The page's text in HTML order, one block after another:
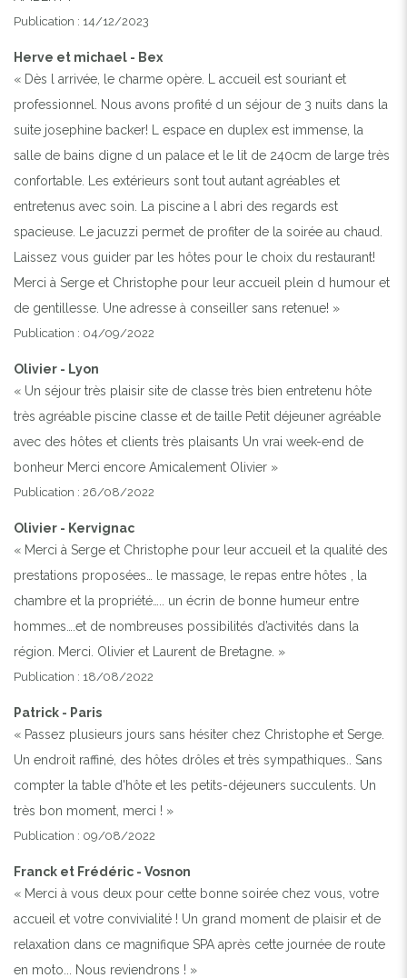
Previous
Publication : 14/12/2023
Herve et michael - Bex
« Dès l arrivée, le charme opère. L accueil est souriant et
professionnel. Nous avons profité d un séjour de 3 nuits dans la
suite josephine backer! L espace en duplex est immense, la
salle de bains digne d un palace et le lit de 240cm de large très
confortable. Les extérieurs sont tout autant agréables et
entretenus avec soin. La piscine a l abri des regards est
spacieuse. Le jacuzzi permet de profiter de la soirée au chaud.
Laissez vous guider par les hôtes pour le choix du restaurant!
Merci à Serge et Christophe pour leur accueil plein d humour et
de gentillesse. Une adresse à conseiller sans retenue! »
Publication : 04/09/2022
Olivier - Lyon
« Un séjour très plaisir site de classe très bien entretenu hôte
très agréable piscine classe et de taille Petit déjeuner agréable
avec des hôtes et clients très plaisants Un vrai week-end de
bonheur Merci encore Amicalement Olivier »
Publication : 26/08/2022
Olivier - Kervignac
« Merci à Serge et Christophe pour leur accueil et la qualité des
prestations proposées… le massage, le repas entre hôtes , la
chambre et la propriété….. un écrin de bonne humeur entre
hommes….et de nombreuses possibilités d’activités dans la
région. Merci. Olivier et Laurent de Bretagne. »
Publication : 18/08/2022
Patrick - Paris
« Passez plusieurs jours sans hésiter chez Christophe et Serge.
Un endroit raffiné, des hôtes drôles et très sympathiques.. Sans
compter la table d'hôte et les petits-déjeuners succulents. Un
très bon moment, merci ! »
Publication : 09/08/2022
Franck et Frédéric - Vosnon
« Merci à vous deux pour cette bonne soirée chez vous, votre
accueil et votre convivialité ! Un grand moment de plaisir et de
relaxation dans ce magnifique SPA après cette journée de route
en moto... Nous reviendrons ! »